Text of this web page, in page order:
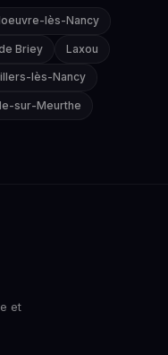
lès-Nancy
Briey Laxou
lès-Nancy
sur-Meurthe
et